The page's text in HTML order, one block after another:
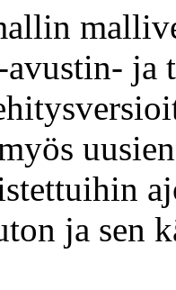
ja
ja sen